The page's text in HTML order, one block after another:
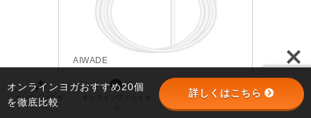
AIWADE
アイフォンHDMI変換ケーブル
Lightning to HDMI接続アダプ
オンラインヨガ オンラインパーソナル パーソナルジム
オンラインヨガおすすめ20個
を徹底比較
詳しくはこちら